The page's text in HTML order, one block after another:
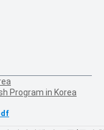
Program in Korea